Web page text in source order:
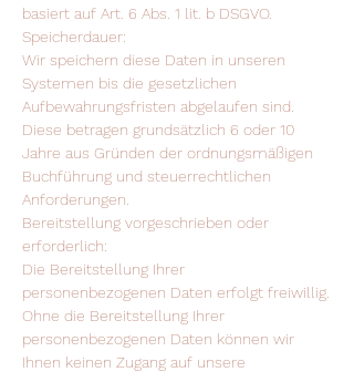
basiert auf Art. 6 Abs. 1 lit. b DSGVO.
Speicherdauer:
Wir speichern diese Daten in unseren
Systemen bis die gesetzlichen
Aufbewahrungsfristen abgelaufen sind.
Diese betragen grundsätzlich 6 oder 10
Jahre aus Gründen der ordnungsmäßigen
Buchführung und steuerrechtlichen
Anforderungen.
Bereitstellung vorgeschrieben oder
erforderlich:
Die Bereitstellung Ihrer
personenbezogenen Daten erfolgt freiwillig.
Ohne die Bereitstellung Ihrer
personenbezogenen Daten können wir
Ihnen keinen Zugang auf unsere